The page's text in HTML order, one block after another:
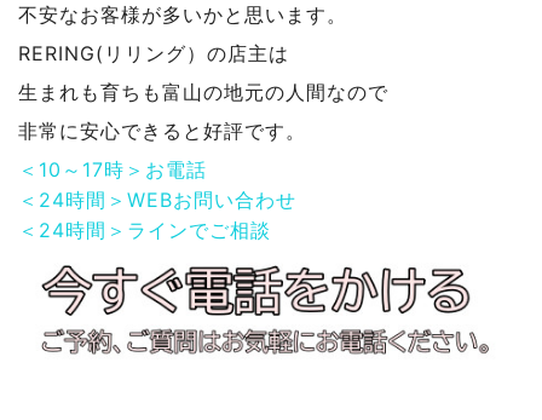
不安なお客様が多いかと思います。
RERING(リリング）の店主は
生まれも育ちも富山の地元の人間なので
非常に安心できると好評です。
＜10～17時＞お電話
＜24時間＞WEBお問い合わせ
＜24時間＞ラインでご相談